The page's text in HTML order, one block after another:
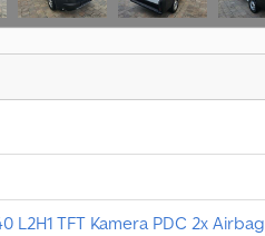
L2H1 TFT Kamera PDC 2x Airbag